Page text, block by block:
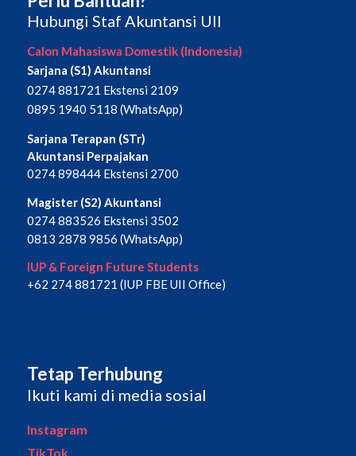
Hubungi Staf Akuntansi UII
Calon Mahasiswa Domestik (Indonesia)
Sarjana (S1) Akuntansi
0274 881721 Ekstensi 2109
0895 1940 5118 (WhatsApp)
Sarjana Terapan (STr)
Akuntansi Perpajakan
0274 898444 Ekstensi 2700
Magister (S2) Akuntansi
0274 883526 Ekstensi 3502
0813 2878 9856 (WhatsApp)
IUP & Foreign Future Students
+62 274 881721 (IUP FBE UII Office)
Tetap Terhubung
Ikuti kami di media sosial
Instagram
TikTok